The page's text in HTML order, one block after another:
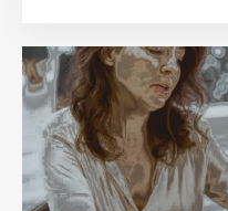
ПО
–
КАК
НА